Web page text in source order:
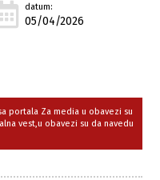
datum:
05/04/2026
portala Za media u obavezi su
vest,u obavezi su da navedu